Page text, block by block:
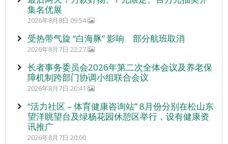
集名优展
2026年8月8日 09:54
受热带气旋 “白海豚” 影响 部分航班取消
2026年8月7日 22:27
长者事务委员会2026年第二次全体会议及养老保
障机制跨部门协调小组联合会议
2026年8月7日 20:41
“活力社区 – 体育健康咨询站” 8月份分别在松山东
望洋眺望台及绿杨花园休憩区举行，设有健康资
讯推广
2026年8月7日 20:00